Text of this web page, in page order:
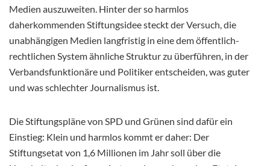
Medien auszuweiten. Hinter der so harmlos
daherkommenden Stiftungsidee steckt der Versuch, die
unabhängigen Medien langfristig in eine dem öffentlich-
rechtlichen System ähnliche Struktur zu überführen, in der
Verbandsfunktionäre und Politiker entscheiden, was guter
und was schlechter Journalismus ist.
Die Stiftungspläne von SPD und Grünen sind dafür ein
Einstieg: Klein und harmlos kommt er daher: Der
Stiftungsetat von 1,6 Millionen im Jahr soll über die